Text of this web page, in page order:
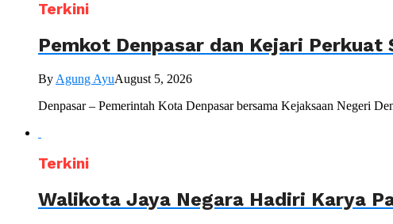
Terkini
Pemkot Denpasar dan Kejari
By Agung AyuAugust 5, 2026
Denpasar – Pemerintah Kota Denpasar bersama Kejaksaan Negeri
Terkini
Walikota Jaya Negara Hadiri Karya